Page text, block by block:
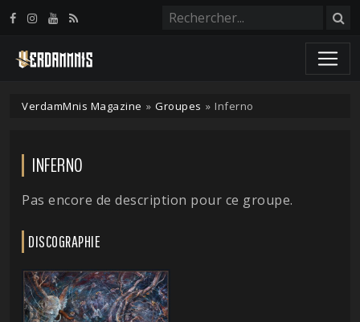
VerdamMnis Magazine » Groupes » Inferno
INFERNO
Pas encore de description pour ce groupe.
DISCOGRAPHIE
Panneau de gestion des cookies